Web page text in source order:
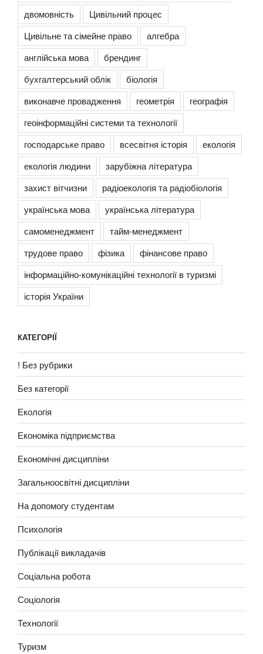
двомовність
Цивільний процес
Цивільне та сімейне право
алгебра
англійська мова
брендинг
бухгалтерський облік
біологія
виконавче провадження
геометрія
географія
геоінформаційні системи та технології
господарське право
всесвітня історія
екологія
екологія людини
зарубіжна література
захист вітчизни
радіоекологія та радіобіологія
українська мова
українська література
самоменеджмент
тайм-менеджмент
трудове право
фізика
фінансове право
інформаційно-комунікаційні технології в туризмі
історія України
КАТЕГОРІЇ
! Без рубрики
Без категорії
Екологія
Економіка підприємства
Економічні дисципліни
Загальноосвітні дисципліни
На допомогу студентам
Психологія
Публікації викладачів
Соціальна робота
Соціологія
Технології
Туризм